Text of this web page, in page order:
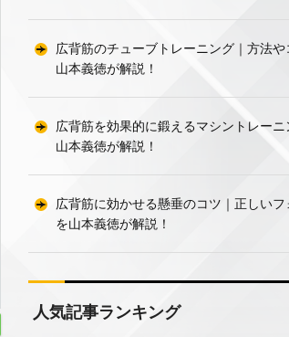
広背筋のチューブトレーニング｜方法や
山本義徳が解説！
広背筋を効果的に鍛えるマシントレーニ
山本義徳が解説！
広背筋に効かせる懸垂のコツ｜正しいフ
を山本義徳が解説！
人気記事ランキング